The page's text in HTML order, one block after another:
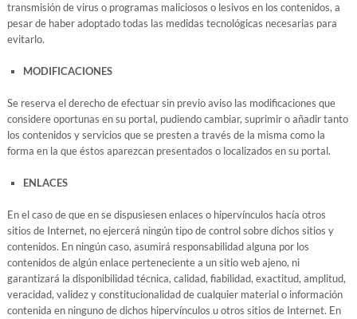
transmisión de virus o programas maliciosos o lesivos en los contenidos, a
pesar de haber adoptado todas las medidas tecnológicas necesarias para
evitarlo.
MODIFICACIONES
Se reserva el derecho de efectuar sin previo aviso las modificaciones que
considere oportunas en su portal, pudiendo cambiar, suprimir o añadir tanto
los contenidos y servicios que se presten a través de la misma como la
forma en la que éstos aparezcan presentados o localizados en su portal.
ENLACES
En el caso de que en se dispusiesen enlaces o hipervínculos hacía otros
sitios de Internet, no ejercerá ningún tipo de control sobre dichos sitios y
contenidos. En ningún caso, asumirá responsabilidad alguna por los
contenidos de algún enlace perteneciente a un sitio web ajeno, ni
garantizará la disponibilidad técnica, calidad, fiabilidad, exactitud, amplitud,
veracidad, validez y constitucionalidad de cualquier material o información
contenida en ninguno de dichos hipervínculos u otros sitios de Internet. En